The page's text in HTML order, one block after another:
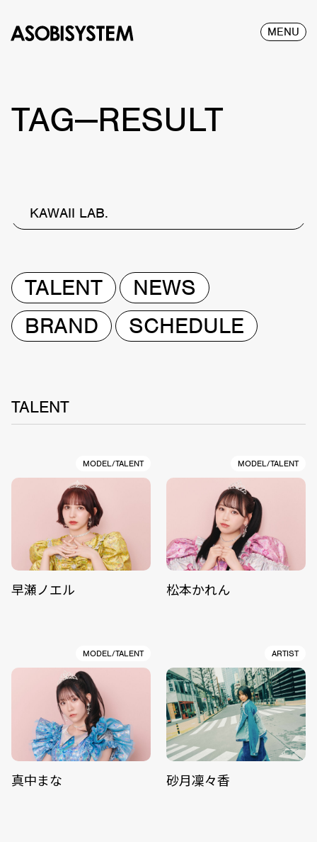
MENU
TAG—RESULT
KAWAII LAB.
TALENT
NEWS
BRAND
SCHEDULE
TALENT
MODEL/TALENT
早瀬ノエル
MODEL/TALENT
松本かれん
MODEL/TALENT
真中まな
ARTIST
砂月凜々香